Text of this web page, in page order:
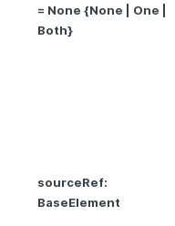
= None {None | One |
Both}
sourceRef:
BaseElement